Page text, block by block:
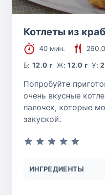
Котлеты из
40 мин.
Б:12.0 г Ж:12.0 г У:
Попробуйте
очень вкусные
палочек, которые
закуской.
ИНГРЕДИЕНТЫ